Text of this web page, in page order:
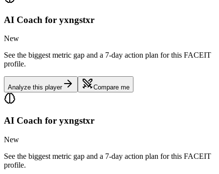
AI Coach for yxngstxr
New
See the biggest metric gap and a 7-day action plan for this FACEIT
profile.
Analyze this player Compare me
AI Coach for yxngstxr
New
See the biggest metric gap and a 7-day action plan for this FACEIT
profile.